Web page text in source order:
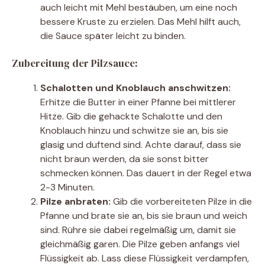
auch leicht mit Mehl bestäuben, um eine noch
bessere Kruste zu erzielen. Das Mehl hilft auch,
die Sauce später leicht zu binden.
Zubereitung der Pilzsauce:
Schalotten und Knoblauch anschwitzen:
Erhitze die Butter in einer Pfanne bei mittlerer
Hitze. Gib die gehackte Schalotte und den
Knoblauch hinzu und schwitze sie an, bis sie
glasig und duftend sind. Achte darauf, dass sie
nicht braun werden, da sie sonst bitter
schmecken können. Das dauert in der Regel etwa
2-3 Minuten.
Pilze anbraten: Gib die vorbereiteten Pilze in die
Pfanne und brate sie an, bis sie braun und weich
sind. Rühre sie dabei regelmäßig um, damit sie
gleichmäßig garen. Die Pilze geben anfangs viel
Flüssigkeit ab. Lass diese Flüssigkeit verdampfen,